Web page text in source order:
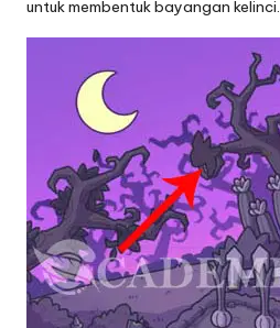
untuk membentuk bayangan kelinci.